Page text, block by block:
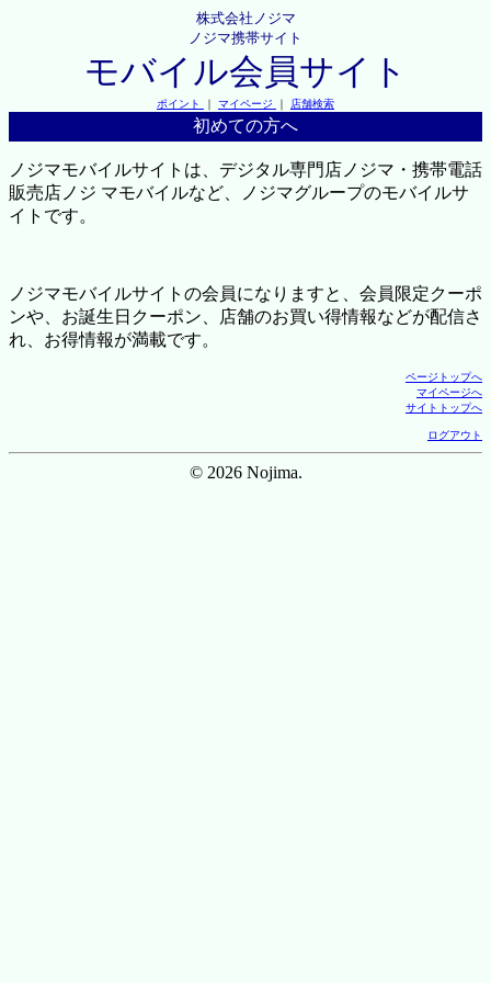
株式会社ノジマ
ノジマ携帯サイト
モバイル会員サイト
ポイント ｜ マイページ ｜ 店舗検索
初めての方へ
ノジマモバイルサイトは、デジタル専門店ノジマ・携帯電話
販売店ノジ マモバイルなど、ノジマグループのモバイルサ
イトです。
ノジマモバイルサイトの会員になりますと、会員限定クーポ
ンや、お誕生日クーポン、店舗のお買い得情報などが配信さ
れ、お得情報が満載です。
ページトップへ
マイページへ
サイトトップへ
ログアウト
© 2026 Nojima.